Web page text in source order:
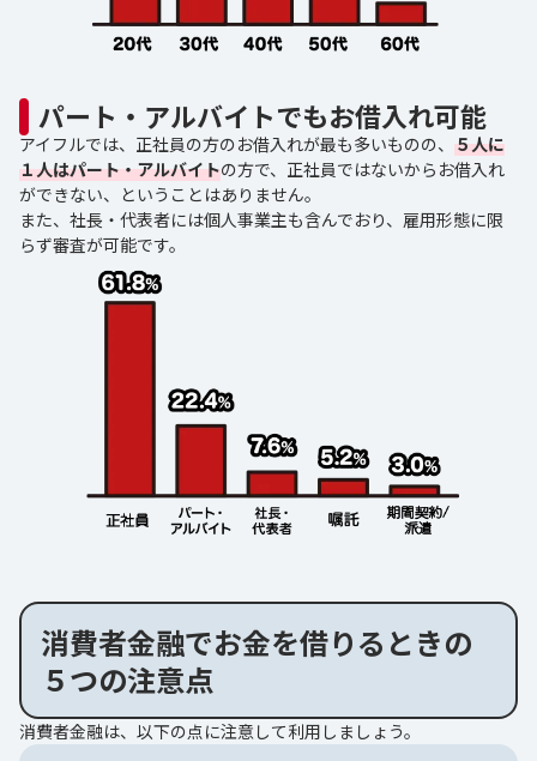
パート・アルバイトでもお借入れ可能
アイフルでは、正社員の方のお借入れが最も多いものの、 ５人に
１人はパート・アルバイトの方で、正社員ではないからお借入れ
ができない、ということはありません。
また、社長・代表者には個人事業主も含んでおり、雇用形態に限
らず審査が可能です。
消費者金融でお金を借りるときの
５つの注意点
消費者金融は、以下の点に注意して利用しましょう。